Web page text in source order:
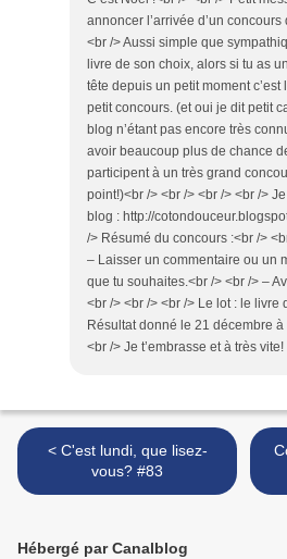
annoncer l’arrivée d’un
<br /> Aussi simple que
livre de son choix, alors si tu as
tête depuis un petit moment
petit concours. (et oui je dit petit
blog n’étant pas encore très
avoir beaucoup plus de chance
participent à un très grand
point!)<br /> <br /> <br /> <br />
blog : http://
/> Résumé du concours :<br />
– Laisser un commentaire ou un
que tu souhaites.<br /> <br /> –
<br /> <br /> <br /> Le lot : le livre
Résultat donné le 21 décembre
<br /> Je t’embrasse et à très vite!
< C'est lundi, que lisez-
vous? #83
Hébergé par Canalblog